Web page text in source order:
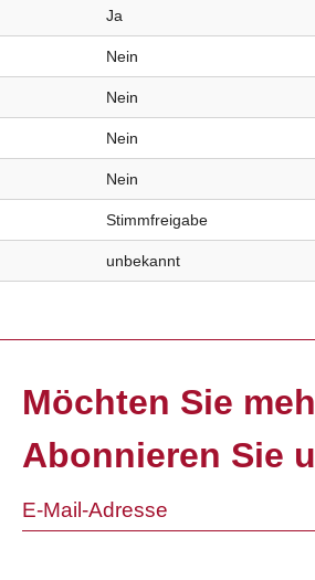
Ja
Nein
Nein
Nein
Nein
Stimmfreigabe
unbekannt
Möchten Sie
Abonnieren Sie